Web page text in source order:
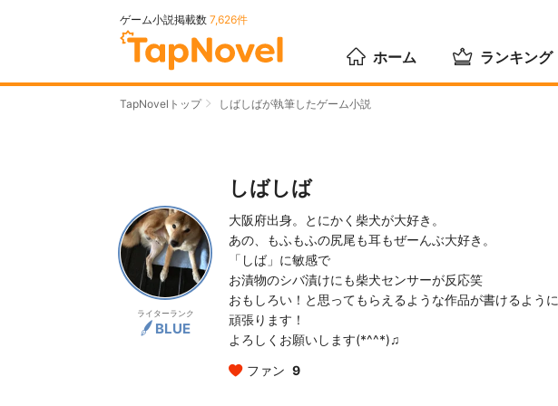
ゲーム小説掲載数 7,626件
ホーム ランキング
TapNovelトップ しばしばが執筆したゲーム小説
ライターランク
BLUE
しばしば
大阪府出身。とにかく柴犬が大好き。
あの、もふもふの尻尾も耳もぜーんぶ大好き。
「しば」に敏感で
お漬物のシバ漬けにも柴犬センサーが反応笑
おもしろい！と思ってもらえるような作品が書けるように
頑張ります！
よろしくお願いします(*^^*)♫
ファン 9